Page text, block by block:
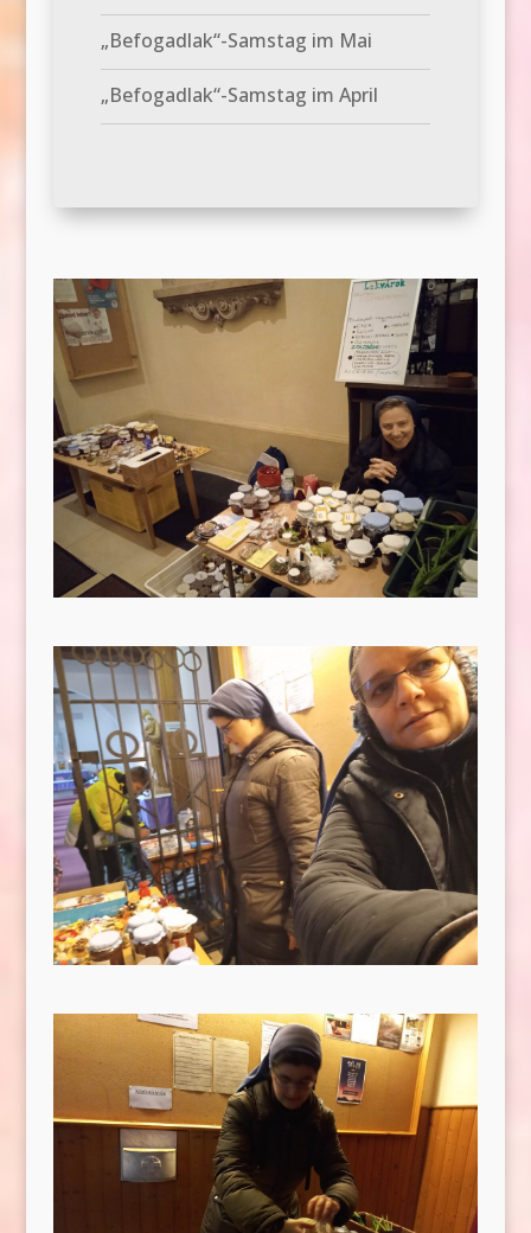
„Befogadlak“-Samstag im Mai
„Befogadlak“-Samstag im April